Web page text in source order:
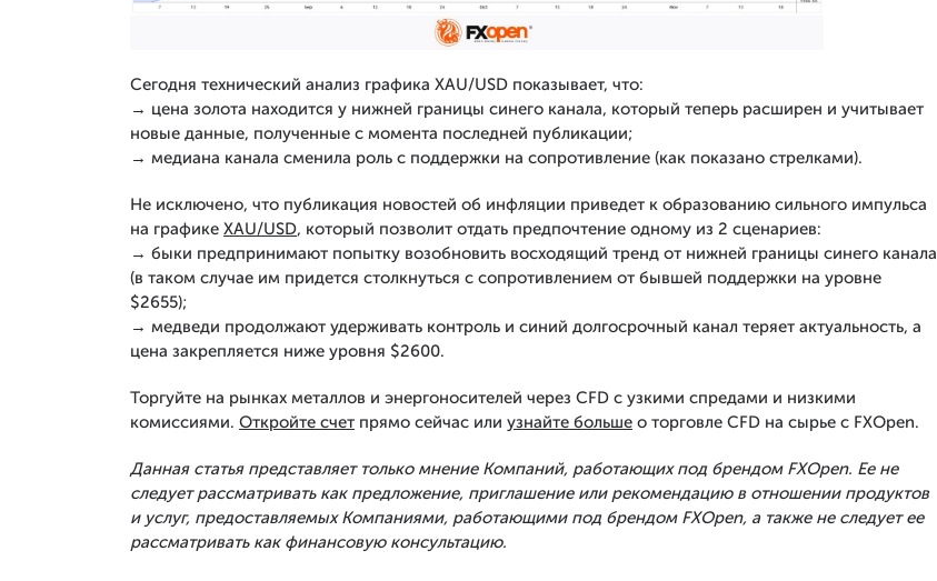
Сегодня технический анализ графика XAU/USD показывает, что:
→ цена золота находится у нижней границы синего канала, который теперь расширен и учитывает
новые данные, полученные с момента последней публикации;
→ медиана канала сменила роль с поддержки на сопротивление (как показано стрелками).
Не исключено, что публикация новостей об инфляции приведет к образованию сильного импульса
на графике XAU/USD, который позволит отдать предпочтение одному из 2 сценариев:
→ быки предпринимают попытку возобновить восходящий тренд от нижней границы синего канала
(в таком случае им придется столкнуться с сопротивлением от бывшей поддержки на уровне
$2655);
→ медведи продолжают удерживать контроль и синий долгосрочный канал теряет актуальность, а
цена закрепляется ниже уровня $2600.
Торгуйте на рынках металлов и энергоносителей через CFD с узкими спредами и низкими
комиссиями. Откройте счет прямо сейчас или узнайте больше о торговле CFD на сырье с FXOpen.
Данная статья представляет только мнение Компаний, работающих под брендом FXOpen. Ее не
следует рассматривать как предложение, приглашение или рекомендацию в отношении продуктов
и услуг, предоставляемых Компаниями, работающими под брендом FXOpen, а также не следует ее
рассматривать как финансовую консультацию.